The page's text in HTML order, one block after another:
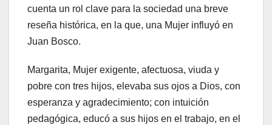
cuenta un rol clave para la sociedad una breve
reseña histórica, en la que, una Mujer influyó en
Juan Bosco.
Margarita, Mujer exigente, afectuosa, viuda y
pobre con tres hijos, elevaba sus ojos a Dios, con
esperanza y agradecimiento; con intuición
pedagógica, educó a sus hijos en el trabajo, en el